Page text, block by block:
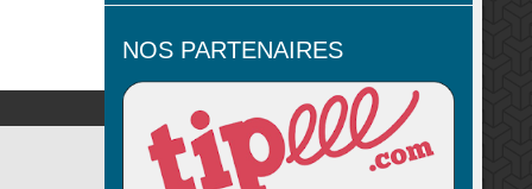
NOS PARTENAIRES